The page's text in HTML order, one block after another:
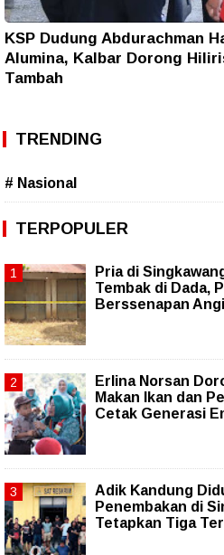
KSP Dudung Abdurachman
Alumina, Kalbar Dorong
Tambah
TRENDING
# Nasional
TERPOPULER
Pria di
Tembak di Dada,
Berssenapan
Erlina Norsan
Makan Ikan dan
Cetak Generasi
Adik Kandung
Penembakan di
Tetapkan Tiga